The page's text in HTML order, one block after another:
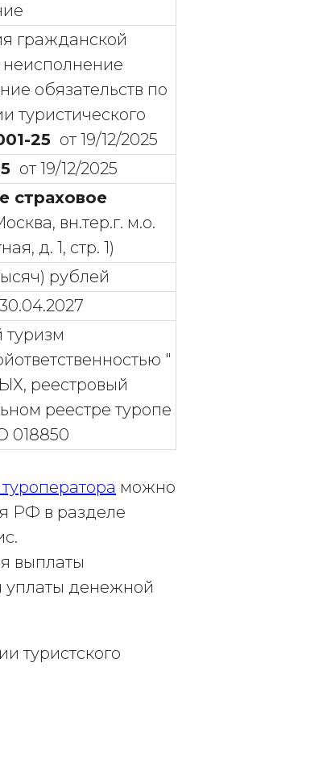
гражданской
неисполнение
обязательств по
туристического
25 от 19/12/2025
от 19/12/2025
страховое
вн.тер.г. м.о.
д. 1, стр. 1)
рублей
туризм
"
реестровый
реестре туропе
018850
можно
РФ в разделе
выплаты
уплаты денежной
туристского